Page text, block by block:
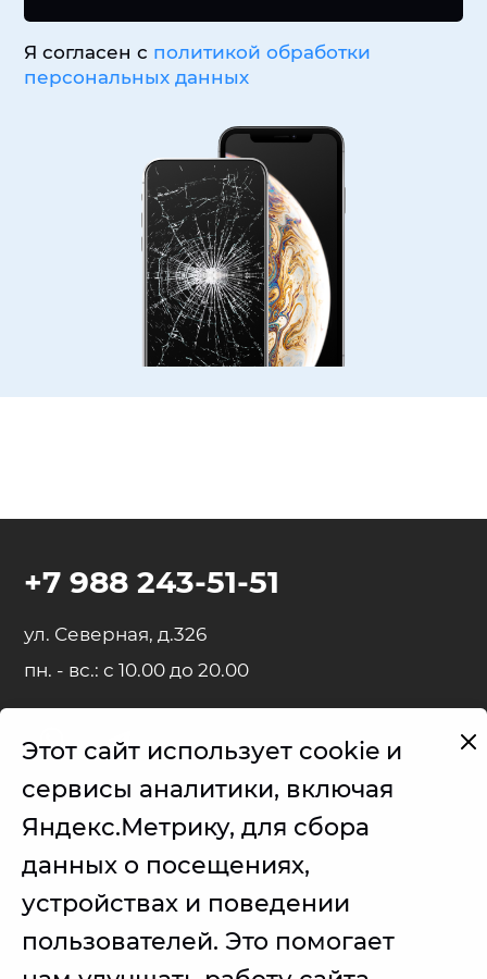
Я согласен с политикой обработки
персональных данных
ул. Северная, д.326
пн. - вс.: с 10.00 до 20.00
+7 988 243-51-51
правомерной информационной и описательной целью.
iPhone, iPad, MacBook, iMac, Apple Watch, AirPods - правообладатель
Apple Inc. (Эпл Инк.);
Samsung – правообладатель Samsung Electronics Co. Ltd. (Самсунг
Электроникс Ко., Лтд.);
Товарные знаки используется с целью описания товара, в
отношении которых производятся услуги по ремонту сервисным
Этот сайт использует cookie и
сервисы аналитики, включая
Яндекс.Метрику, для сбора
данных о посещениях,
устройствах и поведении
пользователей. Это помогает